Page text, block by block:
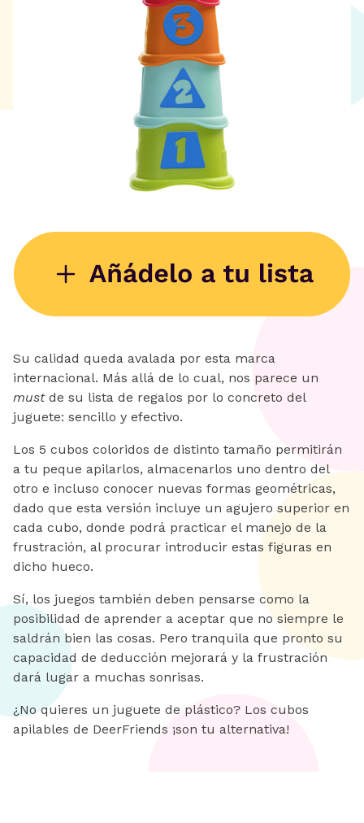
Su calidad queda avalada por esta marca
internacional. Más allá de lo cual, nos parece un
mustde su lista de regalos por lo concreto del
juguete: sencillo y efectivo.
Los 5 cubos coloridos de distinto tamaño permitirán
a tu peque apilarlos, almacenarlos uno dentro del
otro e incluso conocer nuevas formas geométricas,
dado que esta versión incluye un agujero superior en
cada cubo, donde podrá practicar el manejo de la
frustración, al procurar introducir estas figuras en
dicho hueco.
Sí, los juegos también deben pensarse como la
posibilidad de aprender a aceptar que no siempre le
saldrán bien las cosas. Pero tranquila que pronto su
capacidad de deducción mejorará y la frustración
dará lugar a muchas sonrisas.
¿No quieres un juguete de plástico? Los cubos
apilables de DeerFriends ¡son tu alternativa!